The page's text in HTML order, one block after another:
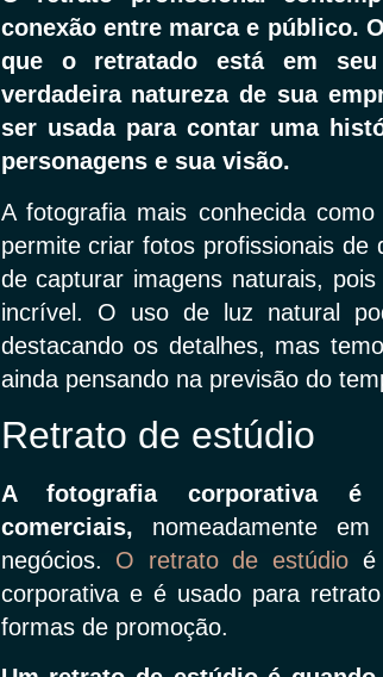
conexão entre marca e público.
que o retratado está em
verdadeira natureza de sua
ser usada para contar uma
personagens e sua visão.
A fotografia mais conhecida
permite criar fotos profissionais de
de capturar imagens naturais,
incrível. O uso de luz natural
destacando os detalhes, mas
ainda pensando na previsão do
Retrato de estúdio
A fotografia corporativa
comerciais, nomeadamente
negócios. O retrato de estúdio é
corporativa e é usado para
formas de promoção.